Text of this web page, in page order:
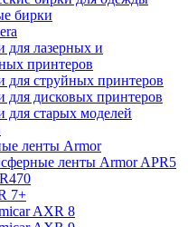
бирки
для лазерных и
принтеров
для струйных принтеров
для дисковых принтеров
для старых моделей
ленты Armor
ленты Armor APR5
7+
AXR 8